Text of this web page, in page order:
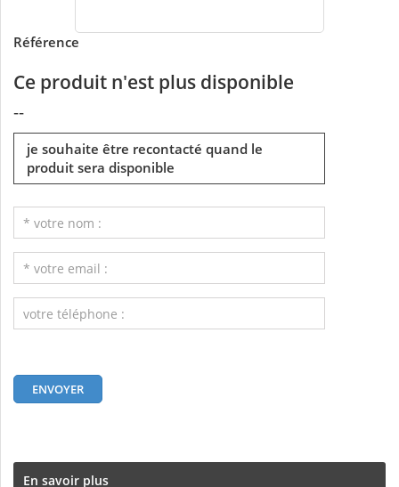
Référence
Ce produit n'est plus disponible
--
je souhaite être recontacté quand le
produit sera disponible
En savoir plus